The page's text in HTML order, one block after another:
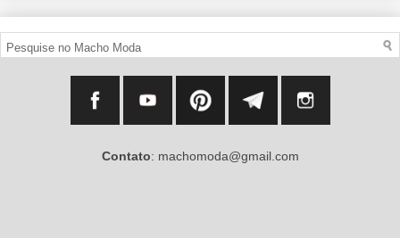
Contato: machomoda@gmail.com